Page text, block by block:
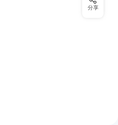
分享